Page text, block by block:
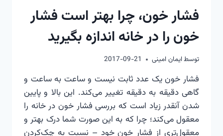
فشار خون، چرا بهتر است فشار
خون را در خانه اندازه بگیرید
توسطایمان امینی 2017-09-21
فشار خون یک عدد ثابت نیست و ساعت به ساعت و
گاهی دقیقه به دقیقه تغییر می‌کند. این بالا و پایین
شدن آنقدر زیاد است که بررسی فشار خون در خانه را
معقول می‌کند؛ چرا که به این صورت شما درک بهتر و
معقول‌تری از فشار خون خود – نسبت به چک‌کردن